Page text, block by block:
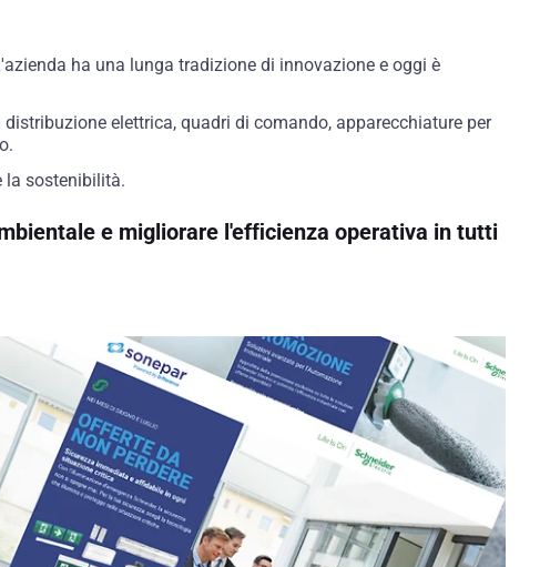
ha una lunga tradizione di innovazione e oggi è
elettrica, quadri di comando, apparecchiature per
la sostenibilità.
e migliorare l'efﬁcienza operativa in tutti